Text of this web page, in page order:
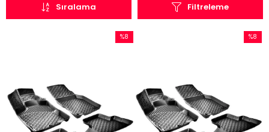
Filtreleme
Sıralama
%8
%8